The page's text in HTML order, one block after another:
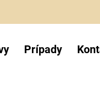
Prípady